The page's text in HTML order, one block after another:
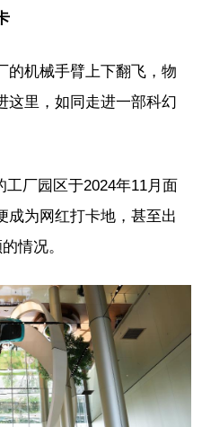
的机械手臂上下翻飞，物
这里，如同走进一部科幻
厂园区于2024年11月面
成为网红打卡地，甚至出
情况。